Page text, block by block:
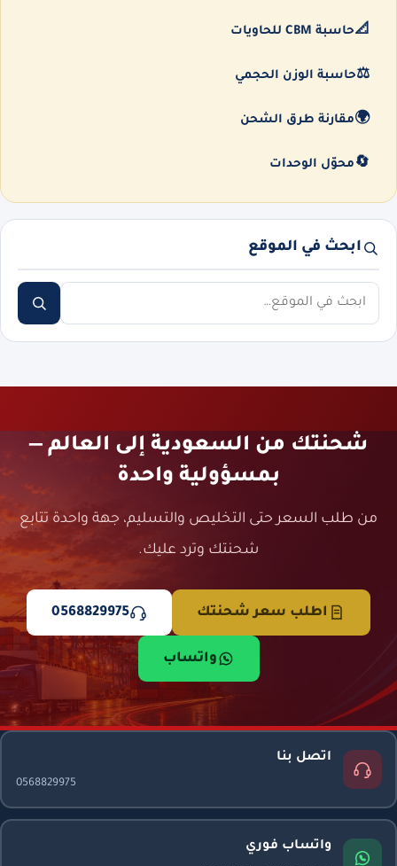
📐حاسبة CBM للحاويات
⚖️حاسبة الوزن الحجمي
🌍مقارنة طرق الشحن
🔄 محوّل الوحدات
ابحث في الموقع
ابحث
شحنتك من السعودية إلى العالم —
بمسؤولية واحدة
من طلب السعر حتى التخليص والتسليم، جهة واحدة تتابع
شحنتك وترد عليك.
اطلب سعر شحنتك 0568829975
واتساب
اتصل بنا
0568829975
واتساب فوري